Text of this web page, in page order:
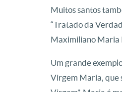
Muitos santos
“Tratado da
Maximiliano Maria
Um grande
Virgem Maria, que